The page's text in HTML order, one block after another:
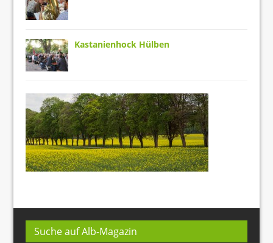
Kastanienhock Hülben
Suche auf Alb-Magazin